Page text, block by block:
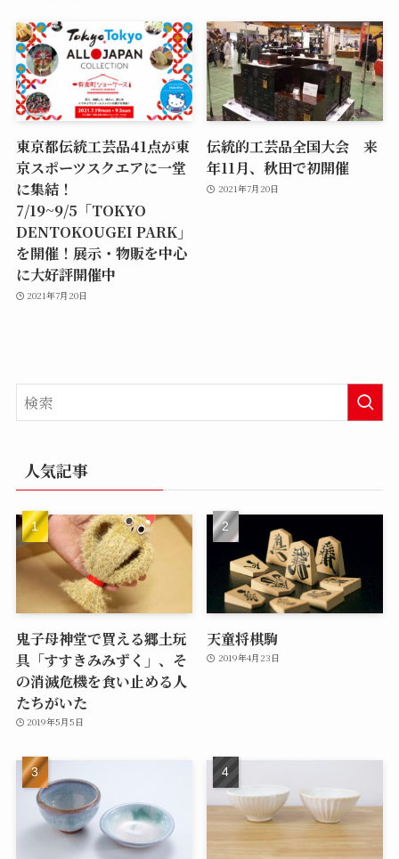
東京都伝統工芸品41点が東
京スポーツスクエアに一堂
に集結！
7/19~9/5「TOKYO
DENTOKOUGEI PARK」
を開催！展示・物販を中心
に大好評開催中
2021年7月20日
伝統的工芸品全国大会 来
年11月、秋田で初開催
2021年7月20日
人気記事
鬼子母神堂で買える郷土玩
具「すすきみみずく」、そ
の消滅危機を食い止める人
たちがいた
2019年5月5日
天童将棋駒
2019年4月23日